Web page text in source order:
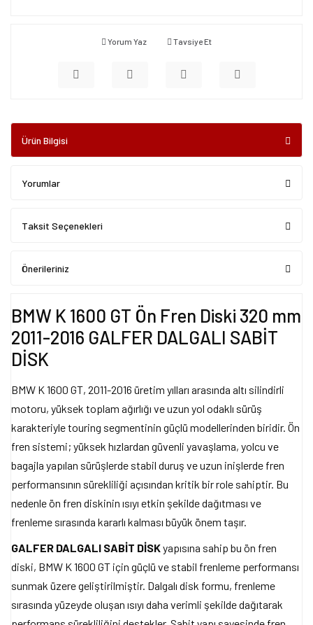
Yorum Yaz Tavsiye Et
Ürün Bilgisi
Yorumlar
Taksit Seçenekleri
Önerileriniz
BMW K 1600 GT Ön Fren Diski 320 mm
2011-2016 GALFER DALGALI SABİT
DİSK
BMW K 1600 GT, 2011-2016 üretim yılları arasında altı silindirli
motoru, yüksek toplam ağırlığı ve uzun yol odaklı sürüş
karakteriyle touring segmentinin güçlü modellerinden biridir. Ön
fren sistemi; yüksek hızlardan güvenli yavaşlama, yolcu ve
bagajla yapılan sürüşlerde stabil duruş ve uzun inişlerde fren
performansının sürekliliği açısından kritik bir role sahiptir. Bu
nedenle ön fren diskinin ısıyı etkin şekilde dağıtması ve
frenleme sırasında kararlı kalması büyük önem taşır.
GALFER DALGALI SABİT DİSKyapısına sahip bu ön fren
diski, BMW K 1600 GT için güçlü ve stabil frenleme performansı
sunmak üzere geliştirilmiştir. Dalgalı disk formu, frenleme
sırasında yüzeyde oluşan ısıyı daha verimli şekilde dağıtarak